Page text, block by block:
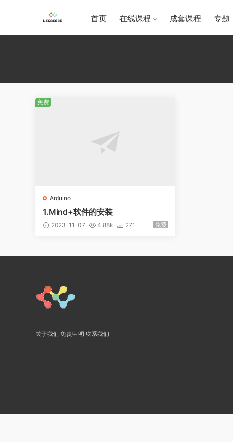
首页 在线课程 成套课程 专题
Arduino
1.Mind+软件的安装
2023-11-07 4.88k 271 免费
免费
关于我们 免责申明 联系我们